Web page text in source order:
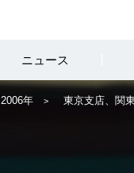
ニュース
2006年 東京支店、関